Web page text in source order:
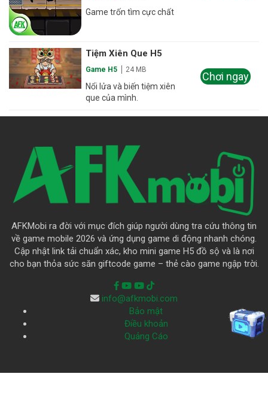
Game trốn tìm cực chất
Tiệm Xiên Que H5
Game H5 24 MB
Nổi lửa và biến tiệm xiên
que của mình.
Chơi ngay
AFKMobi ra đời với mục đích giúp người dùng tra cứu thông tin
về game mobile 2026 và ứng dụng game di động nhanh chóng.
Cập nhật link tải chuẩn xác, kho mini game H5 đồ sộ và là nơi
cho bạn thỏa sức săn giftcode game – thẻ cào game ngập trời.
info@afkmobi.com
Bảo mật
Điều khoản
Quảng Cáo